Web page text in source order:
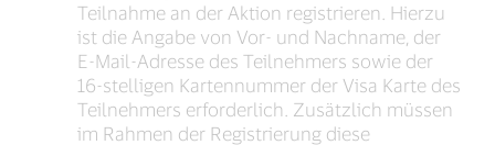
Teilnahme an der Aktion registrieren. Hierzu
ist die Angabe von Vor- und Nachname, der
E-Mail-Adresse des Teilnehmers sowie der
16-stelligen Kartennummer der Visa Karte des
Teilnehmers erforderlich. Zusätzlich müssen
im Rahmen der Registrierung diese